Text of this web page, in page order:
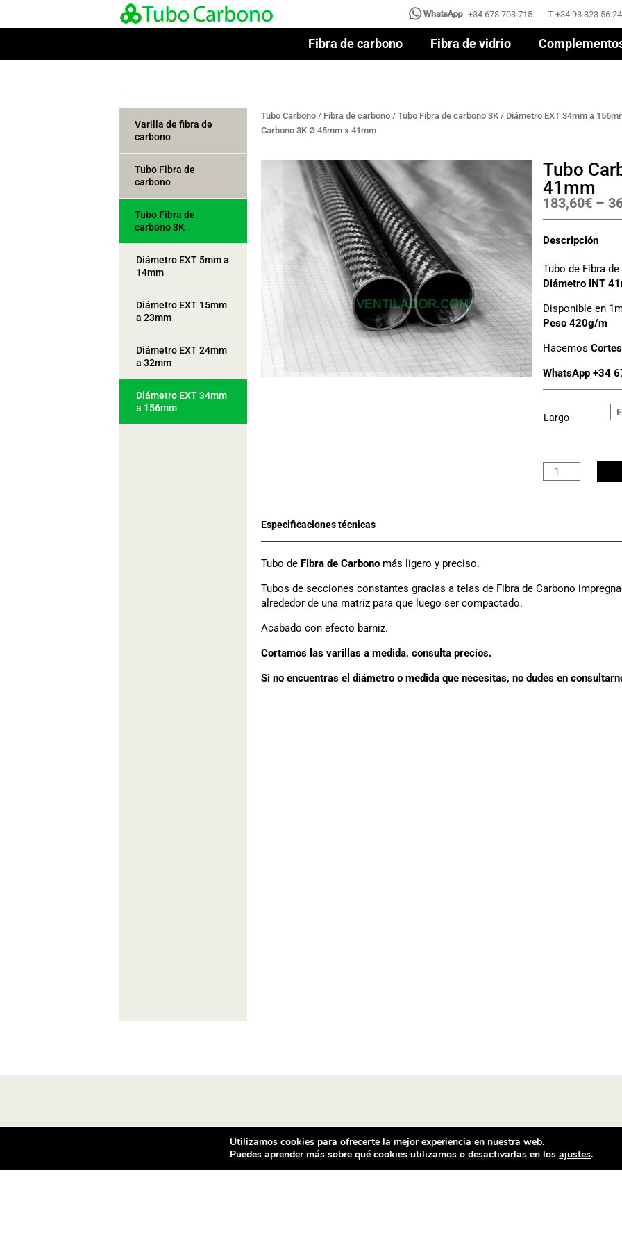
+34 678 703 715 T +34 93 323 56 24
Fibra de carbono Fibra de vidrio
+34 678 703 715 T +34 93 323 56 24
Fibra de carbono Fibra de vidrio
Varilla de fibra de
carbono
Tubo Fibra de
carbono
Tubo Fibra de
carbono 3K
Diámetro EXT 5mm a
14mm
Diámetro EXT 15mm
a 23mm
Diámetro EXT 24mm
a 32mm
Diámetro EXT 34mm
a 156mm
Tubo Carbono / Fibra de carbono / Tubo Fibra de carbono 3K / Diámetro EXT 34mm a
Carbono 3K Ø 45mm x 41mm
Tubo
41mm
183,60€–
Descripción
Tubo de Fibra
Diámetro INT
Disponible en
Peso 420g/m
Hacemos
WhatsApp +34
Largo
Tubo
Carbono
x
Tubo de Fibra de Carbono más ligero y preciso.
Tubos de secciones constantes gracias a telas de Fibra de Carbono
alrededor de una matriz para que luego ser compactado.
Acabado con efecto barniz.
Cortamos las varillas a medida, consulta precios.
Si no encuentras el diámetro o medida que necesitas, no dudes en
Utilizamos cookies para ofrecerte la mejor experiencia en nuestra web.
Puedes aprender más sobre qué cookies utilizamos o desactivarlas en losajustes.